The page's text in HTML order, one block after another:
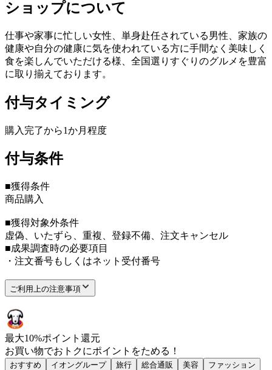
ショップについて
仕事や家事に忙しい女性、単身赴任されている男性、家族の
健康や自分の健康に気を使われている方に手間なく美味しく
食を楽しんでいただける様、全国選りすぐりのグルメを豊富
に取り揃えております。
付与タイミング
購入完了から1か月程度
付与条件
■獲得条件
商品購入
■獲得対象外条件
虚偽、いたずら、重複、登録不備、注文キャンセル
■成果調査時の必要項目
・注文番号もしくはネット受付番号
ご利用上の注意事項
最大10%ポイント還元
お買い物でおトクにポイント をためる！
おすすめ イオングループ 旅行 総合通販 美容
ファッション